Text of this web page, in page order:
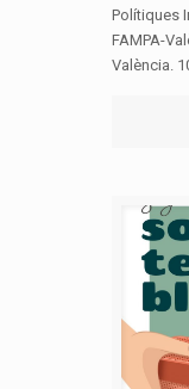
Polítiques
FAMPA-
València.